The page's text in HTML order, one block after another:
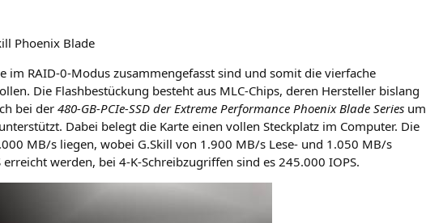
im RAID-0-Modus zusam­men­ge­fasst sind und somit die vier­fa­che
Die Flash­be­stü­ckung besteht aus MLC-Chips, deren Her­stel­ler bis­lang
bei der 480-GB-PCIe-SSD der Extre­me Per­for­mance Phoe­nix Bla­de Series um
Dabei belegt die Kar­te einen vol­len Steck­platz im Com­pu­ter. Die
MB/s lie­gen, wobei G.Skill von 1.900 MB/s Lese- und 1.050 MB/s
erreicht wer­den, bei 4‑K-Schreib­zu­grif­fen sind es 245.000 IOPS.